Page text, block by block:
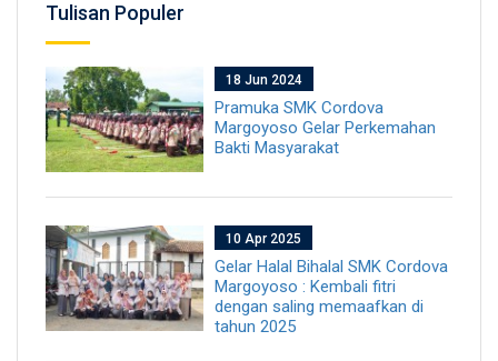
Tulisan Populer
18 Jun 2024
Pramuka SMK Cordova
Margoyoso Gelar Perkemahan
Bakti Masyarakat
10 Apr 2025
Gelar Halal Bihalal SMK Cordova
Margoyoso : Kembali fitri
dengan saling memaafkan di
tahun 2025